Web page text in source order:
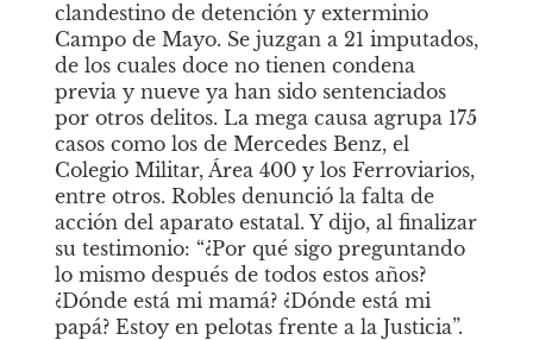
clandestino de detención y exterminio
Campo de Mayo. Se juzgan a 21 imputados,
de los cuales doce no tienen condena
previa y nueve ya han sido sentenciados
por otros delitos. La mega causa agrupa 175
casos como los de Mercedes Benz, el
Colegio Militar, Área 400 y los Ferroviarios,
entre otros. Robles denunció la falta de
acción del aparato estatal. Y dijo, al finalizar
su testimonio: “¿Por qué sigo preguntando
lo mismo después de todos estos años?
¿Dónde está mi mamá? ¿Dónde está mi
papá? Estoy en pelotas frente a la Justicia”.